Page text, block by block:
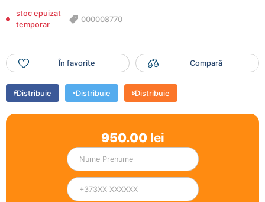
stoc epuizat
temporar
000008770
În favorite Compară
Distribuie Distribuie Distribuie
950.00lei